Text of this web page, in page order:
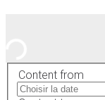
Content from